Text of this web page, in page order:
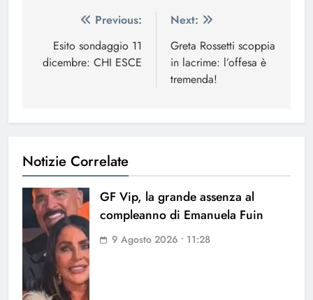
Navigazione
articoli
Previous:
Esito sondaggio 11
dicembre: CHI ESCE
Next:
Greta Rossetti scoppia
in lacrime: l’offesa è
tremenda!
Notizie Correlate
GF Vip, la grande assenza al
compleanno di Emanuela Fuin
9 Agosto 2026 • 11:28